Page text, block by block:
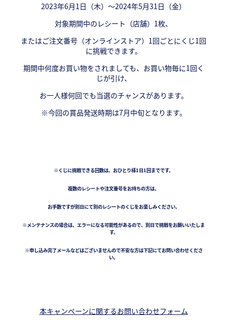
2023年6月1日（木）〜2024年5月31日（金）
対象期間中のレシート（店舗）1枚、
またはご注文番号（オンラインストア）1回ごとにくじ1回
に挑戦できます。
期間中何度お買い物をされましても、お買い物毎に1回く
じが引け、
お一人様何回でも当選のチャンスがあります。
※今回の賞品発送時期は7月中旬となります。
※くじに挑戦できる回数は、おひとり様1日1回までです。
複数のレシートや注文番号をお持ちの方は、
お手数ですが別日にて別のレシートのくじをお楽しみください。
※メンテナンスの場合は、エラーになる可能性があるので、別日で挑戦をお願いいたしま
す。
※申し込み完了メールなどはございませんので不安な方は下記にてお問い合わせくださ
い。
本キャンペーンに関するお問い合わせフォーム